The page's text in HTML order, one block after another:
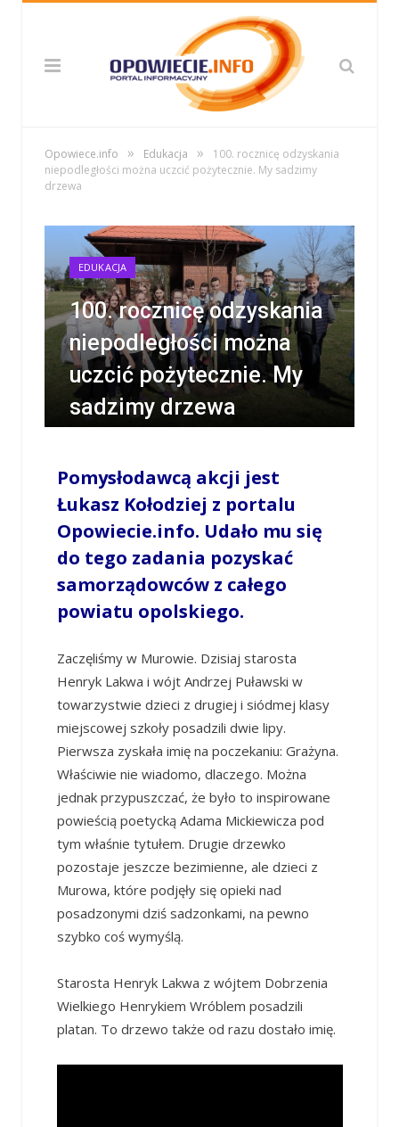
Opowiece.info » Edukacja »
100. rocznicę odzyskania
niepodległości można uczcić pożytecznie. My sadzimy
drzewa
EDUKACJA
100. rocznicę odzyskania
niepodległości można
uczcić pożytecznie. My
sadzimy drzewa
Pomysłodawcą akcji jest
Łukasz Kołodziej z portalu
Opowiecie.info. Udało mu się
do tego zadania pozyskać
samorządowców z całego
powiatu opolskiego.
Zaczęliśmy w Murowie. Dzisiaj starosta
Henryk Lakwa i wójt Andrzej Puławski w
towarzystwie dzieci z drugiej i siódmej klasy
miejscowej szkoły posadzili dwie lipy.
Pierwsza zyskała imię na poczekaniu: Grażyna.
Właściwie nie wiadomo, dlaczego. Można
jednak przypuszczać, że było to inspirowane
powieścią poetycką Adama Mickiewicza pod
tym właśnie tytułem. Drugie drzewko
pozostaje jeszcze bezimienne, ale dzieci z
Murowa, które podjęły się opieki nad
posadzonymi dziś sadzonkami, na pewno
szybko coś wymyślą.
Starosta Henryk Lakwa z wójtem Dobrzenia
Wielkiego Henrykiem Wróblem posadzili
platan. To drzewo także od razu dostało imię.